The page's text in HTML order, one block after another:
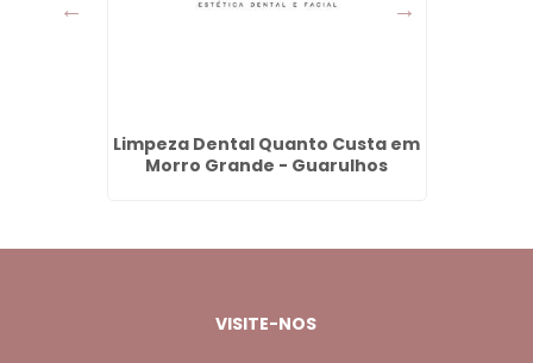
Limpeza Dental Quanto Custa em
Morro Grande - Guarulhos
VISITE-NOS